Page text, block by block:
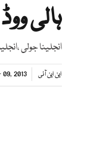
ہالی
انجلینا جولی
این این آئی 2013